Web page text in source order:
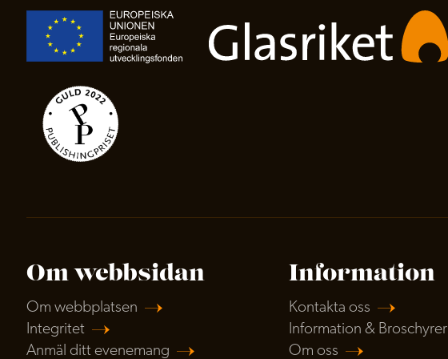
Om webbsidan
Om webbplatsen
Integritet
Anmäl ditt evenemang
Information
Kontakta oss
Information & Broschyrer
Om oss